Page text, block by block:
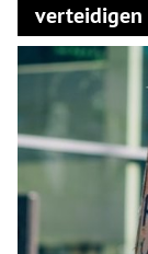
verteidigen